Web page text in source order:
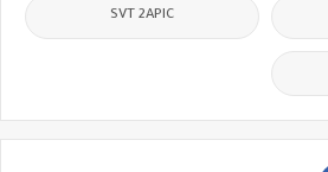
SVT 2APIC